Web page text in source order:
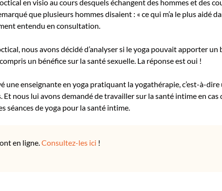
en visio au cours desquels échangent des hommes et des
que plusieurs hommes disaient : « ce qui m’a le plus aidé
entendu en consultation.
nous avons décidé d’analyser si le yoga pouvait apporter un
un bénéfice sur la santé sexuelle. La réponse est oui !
une enseignante en yoga pratiquant la yogathérapie, c’est-à-
Et nous lui avons demandé de travailler sur la santé intime en cas
séances de yoga pour la santé intime.
en ligne.Consultez-les ici !